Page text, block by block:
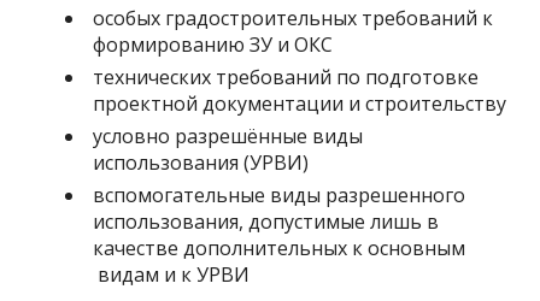
особых градостроительных требований к
формированию ЗУ и ОКС
технических требований по подготовке
проектной документации и строительству
условно разрешённые виды
использования (УРВИ)
вспомогательные виды разрешенного
использования, допустимые лишь в
качестве дополнительных к основным
видам и к УРВИ